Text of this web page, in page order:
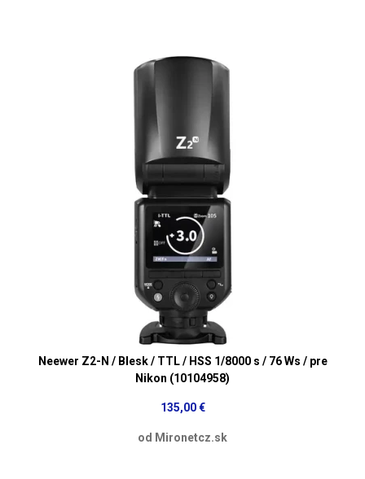
Neewer Z2-N / Blesk / TTL / HSS 1/8000 s / 76 Ws / pre
Nikon (10104958)
135,00 €
od Mironetcz.sk